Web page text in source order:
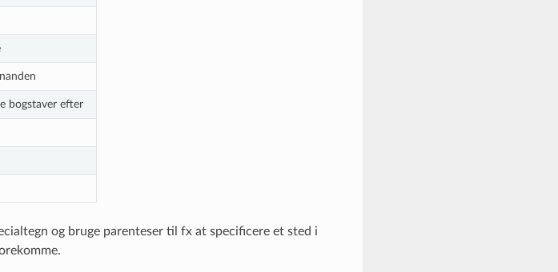
bogstaver efter
og bruge parenteser til fx at specificere et sted i